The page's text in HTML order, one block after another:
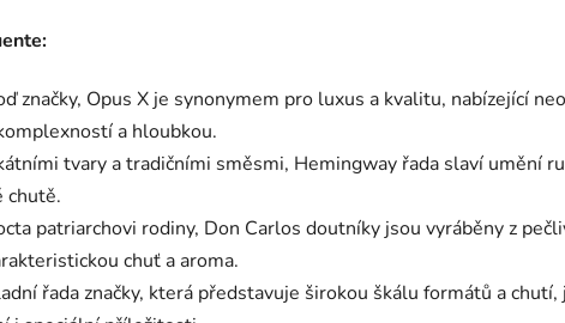
značky, Opus X je synonymem pro luxus a kvalitu, nabízející
a hloubkou.
tvary a tradičními směsmi, Hemingway řada slaví umění
chutě.
patriarchovi rodiny, Don Carlos doutníky jsou vyráběny z
chuť a aroma.
řada značky, která představuje širokou škálu formátů a